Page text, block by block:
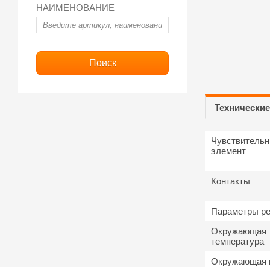
НАИМЕНОВАНИЕ
элемент
Контакты
Параметры
Окружающая
температура
Окружающая